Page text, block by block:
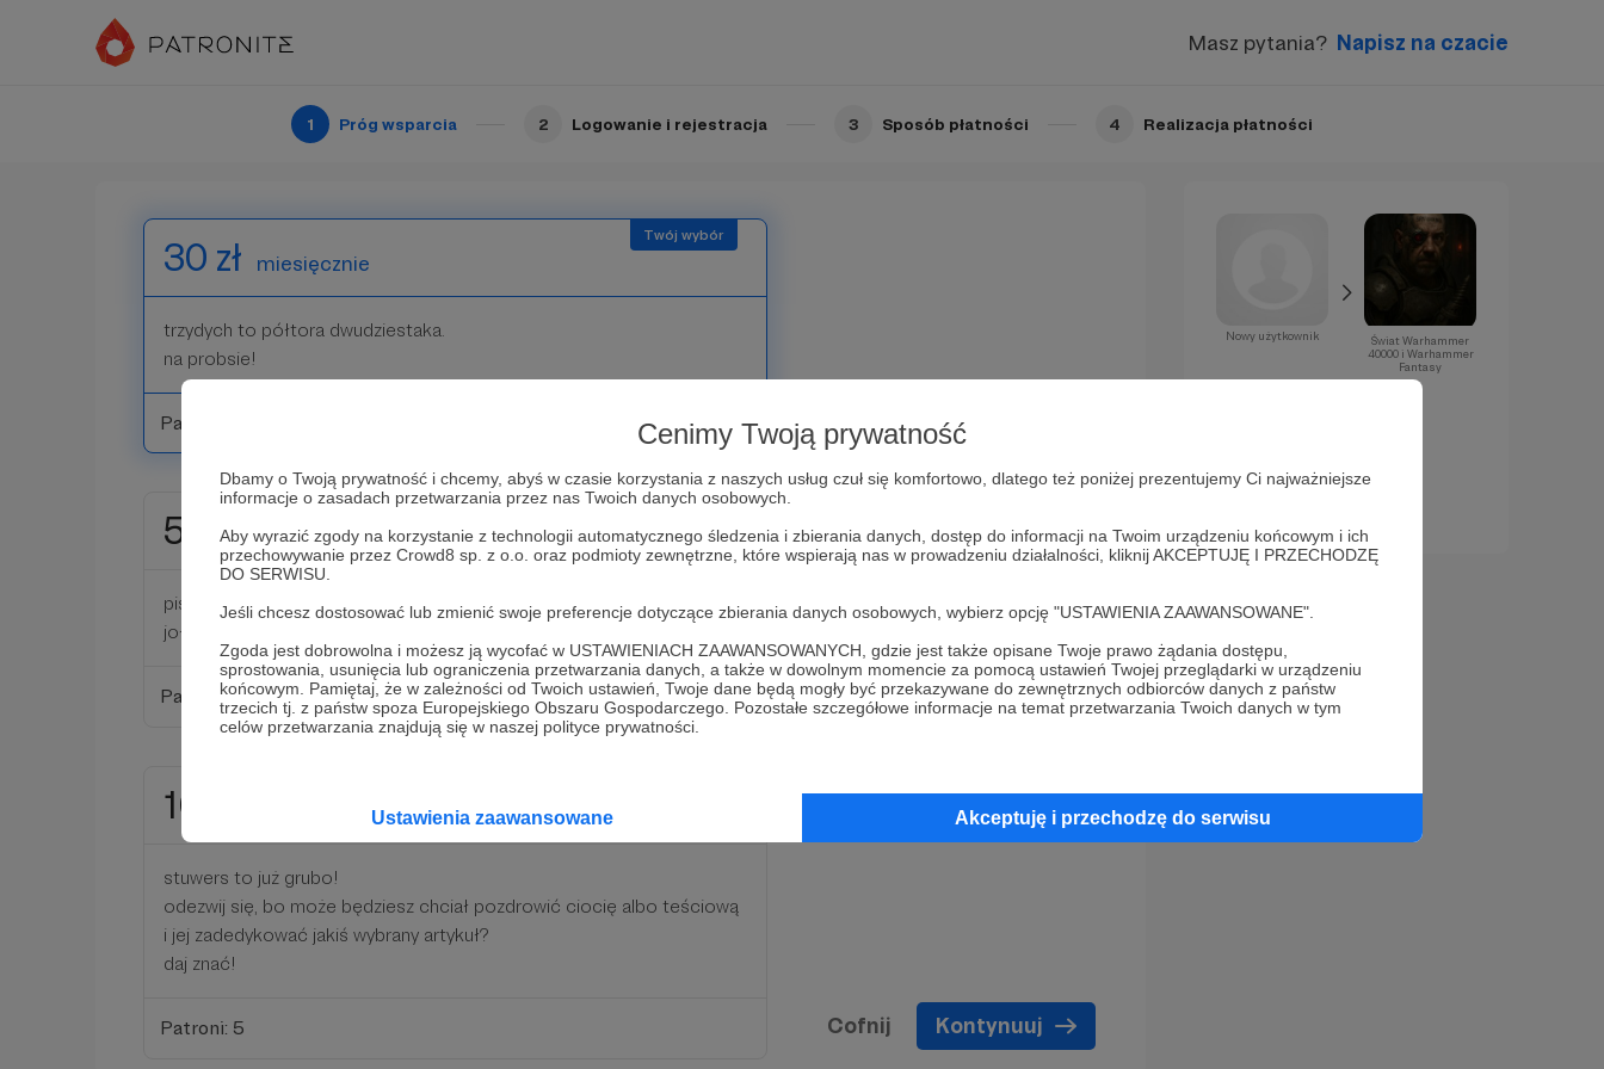
Cenimy Twoją prywatność
Dbamy o Twoją prywatność i chcemy, abyś w czasie korzystania z naszych usług czuł się komfortowo, dlatego też poniżej prezentujemy Ci najważniejsze
informacje o zasadach przetwarzania przez nas Twoich danych osobowych.
Aby wyrazić zgody na korzystanie z technologii automatycznego śledzenia i zbierania danych, dostęp do informacji na Twoim urządzeniu końcowym i ich
przechowywanie przez Crowd8 sp. z o.o. oraz podmioty zewnętrzne, które wspierają nas w prowadzeniu działalności, kliknij AKCEPTUJĘ I PRZECHODZĘ
DO SERWISU.
Jeśli chcesz dostosować lub zmienić swoje preferencje dotyczące zbierania danych osobowych, wybierz opcję "USTAWIENIA ZAAWANSOWANE".
Zgoda jest dobrowolna i możesz ją wycofać w USTAWIENIACH ZAAWANSOWANYCH, gdzie jest także opisane Twoje prawo żądania dostępu,
sprostowania, usunięcia lub ograniczenia przetwarzania danych, a także w dowolnym momencie za pomocą ustawień Twojej przeglądarki w urządzeniu
końcowym. Pamiętaj, że w zależności od Twoich ustawień, Twoje dane będą mogły być przekazywane do zewnętrznych odbiorców danych z państw
trzecich tj. z państw spoza Europejskiego Obszaru Gospodarczego. Pozostałe szczegółowe informacje na temat przetwarzania Twoich danych w tym
celów przetwarzania znajdują się w naszej polityce prywatności.
Ustawienia zaawansowane Akceptuję i przechodzę do serwisu
Masz pytania? Napisz na czacie
1 Próg wsparcia 2 Logowanie i rejestracja 3 Sposób płatności 4 Realizacja płatności
groszem tutaj!
30 zł miesięcznie
trzydych to półtora dwudziestaka.
na probsie!
Patroni: 8
50 zł miesięcznie
pisiont zyla to kupa szmalu.
joł człowieku!
Patroni: 5
100 zł miesięcznie
stuwers to już grubo!
odezwij się, bo może będziesz chciał pozdrowić ciocię albo teściową
i jej zadedykować jakiś wybrany artykuł?
daj znać!
Patroni: 5 Cofnij Kontynuuj
Nowy użytkownik
Świat Warhammer
40000 i Warhammer
Fantasy
Patronem!